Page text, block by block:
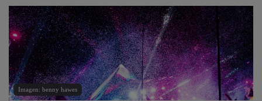
Imagen: benny hawes